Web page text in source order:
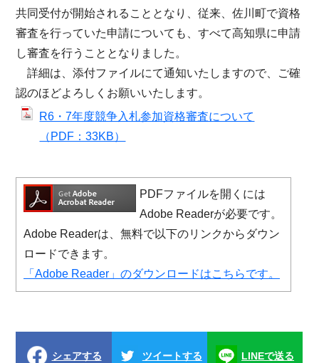
共同受付が開始されることとなり、従来、佐川町で資格
審査を行っていた申請についても、すべて高知県に申請
し審査を行うこととなりました。
詳細は、添付ファイルにて通知いたしますので、ご確
認のほどよろしくお願いいたします。
R6・7年度競争入札参加資格審査について
（PDF：33KB）
PDFファイルを開くには
Adobe Readerが必要です。
Adobe Readerは、無料で以下のリンクからダウン
ロードできます。
「Adobe Reader」のダウンロードはこちらです。
シェアする ツイートする LINEで送る